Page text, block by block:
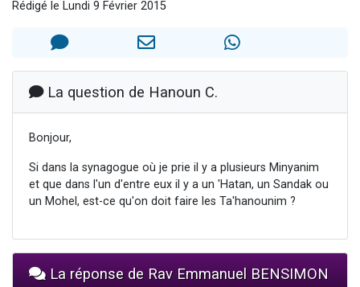
30 personnes viennent de faire un don pour Sauvez la jambe de Yohan
12 nouvelles musiques dans Torah-Box Music
29 personnes viennent de demander une bénédiction
Rédigé le Lundi 9 Février 2015
La question de Hanoun C.
Bonjour,
Si dans la synagogue où je prie il y a plusieurs Minyanim
et que dans l'un d'entre eux il y a un 'Hatan, un Sandak ou
un Mohel, est-ce qu'on doit faire les Ta'hanounim ?
La réponse de Rav Emmanuel BENSIMON